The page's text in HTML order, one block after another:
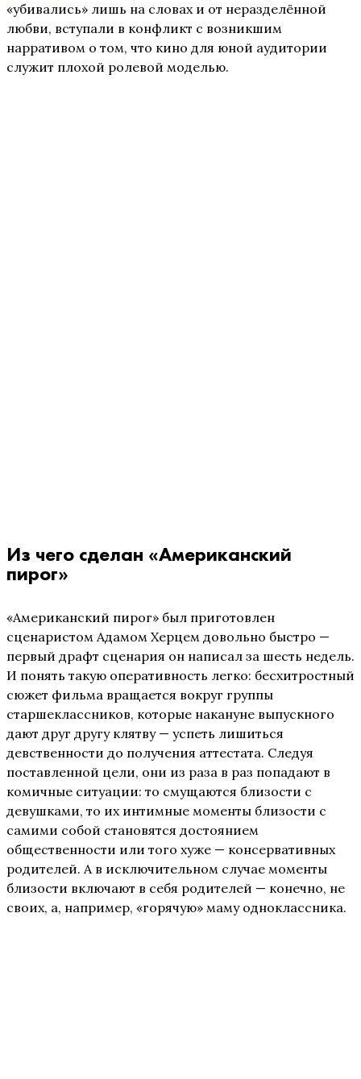
«убивались» лишь на словах и от неразделённой
любви, вступали в конфликт с возникшим
нарративом о том, что кино для юной аудитории
служит плохой ролевой моделью.
Из чего сделан «Американский
пирог»
«Американский пирог» был приготовлен
сценаристом Адамом Херцем довольно быстро —
первый драфт сценария он написал за шесть недель.
И понять такую оперативность легко: бесхитростный
сюжет фильма вращается вокруг группы
старшеклассников, которые накануне выпускного
дают друг другу клятву — успеть лишиться
девственности до получения аттестата. Следуя
поставленной цели, они из раза в раз попадают в
комичные ситуации: то смущаются близости с
девушками, то их интимные моменты близости с
самими собой становятся достоянием
общественности или того хуже — консервативных
родителей. А в исключительном случае моменты
близости включают в себя родителей — конечно, не
своих, а, например, «горячую» маму одноклассника.